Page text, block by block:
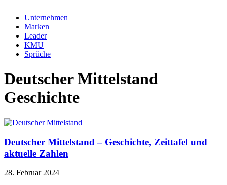
Unternehmen
Marken
Leader
KMU
Sprüche
Deutscher Mittelstand
Geschichte
Deutscher Mittelstand – Geschichte, Zeittafel und
aktuelle Zahlen
28. Februar 2024